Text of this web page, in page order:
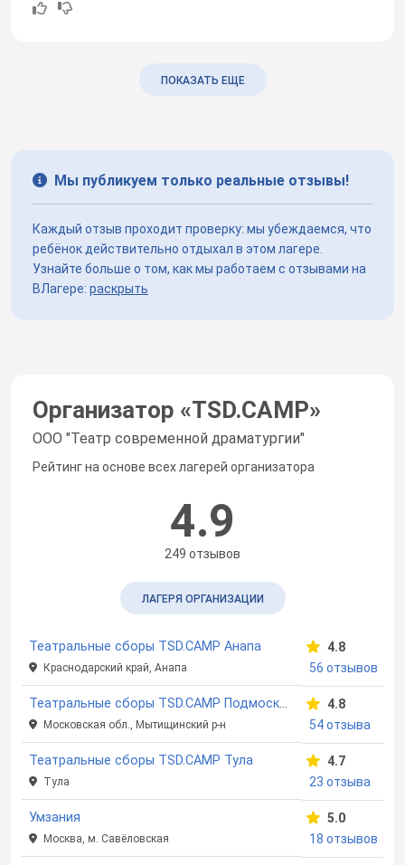
ПОКАЗАТЬ ЕЩЕ
Мы публикуем только реальные отзывы!
Каждый отзыв проходит проверку: мы убеждаемся, что
ребёнок действительно отдыхал в этом лагере.
Узнайте больше о том, как мы работаем с отзывами на
ВЛагере: раскрыть
Организатор «TSD.CAMP»
ООО "Театр современной драматургии"
Рейтинг на основе всех лагерей организатора
4.9
249 отзывов
ЛАГЕРЯ ОРГАНИЗАЦИИ
Театральные сборы TSD.CAMP Анапа
Краснодарский край, Анапа
4.8
56 отзывов
Театральные сборы TSD.CAMP Подмосковье
Московская обл., Мытищинский р-н
4.8
54 отзыва
Театральные сборы TSD.CAMP Тула
Тула
4.7
23 отзыва
Умзания
Москва, м. Савёловская
5.0
18 отзывов